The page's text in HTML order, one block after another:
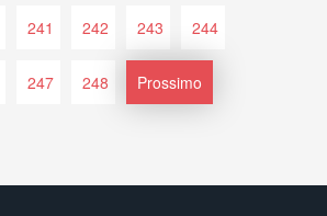
241 242 243 244
247 248 Prossimo